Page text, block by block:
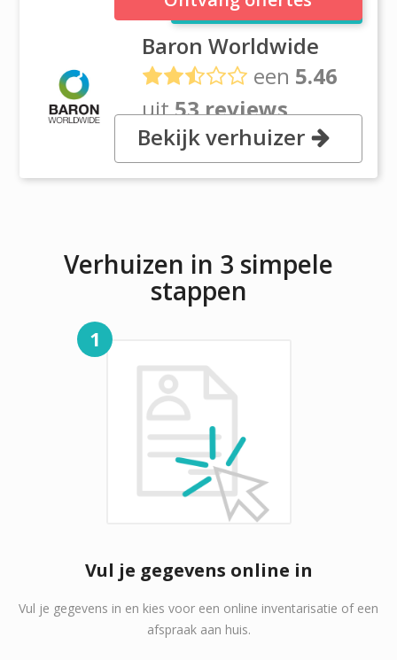
Baron Worldwide
een 5.46
uit53 reviews
, 6989 S. Jordan Road, 80112
Centennial, CO
Bekijk verhuizer
Verhuizen in 3 simpele
stappen
1
Vul je gegevens online in
Vul je gegevens in en kies voor een online inventarisatie of een
afspraak aan huis.